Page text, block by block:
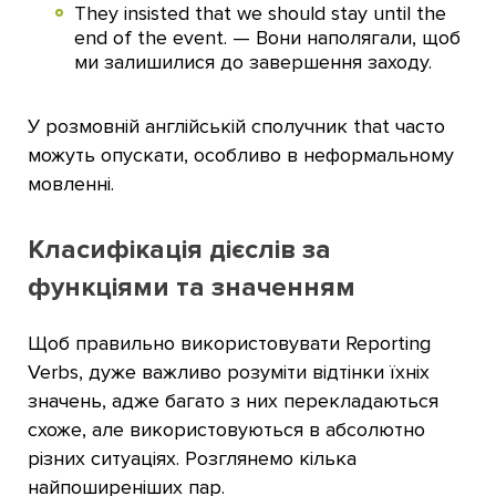
They insisted that we should stay until the
end of the event. — Вони наполягали, щоб
ми залишилися до завершення заходу.
У розмовній англійській сполучник that часто
можуть опускати, особливо в неформальному
мовленні.
Класифікація дієслів за
функціями та значенням
Щоб правильно використовувати Reporting
Verbs, дуже важливо розуміти відтінки їхніх
значень, адже багато з них перекладаються
схоже, але використовуються в абсолютно
різних ситуаціях. Розглянемо кілька
найпоширеніших пар.